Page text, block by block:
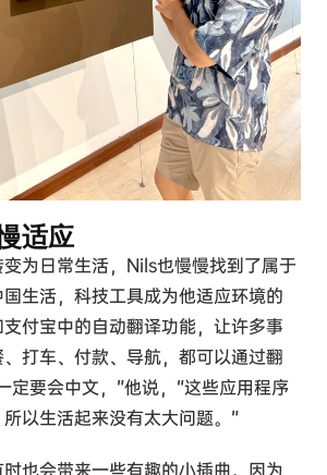
适应
为日常生活，Nils也慢慢找到了属于
生活，科技工具成为他适应环境的
付宝中的自动翻译功能，让许多事
打车、付款、导航，都可以通过翻
定要会中文，”他说，“这些应用程序
以生活起来没有太大问题。”
也会带来一些有趣的小插曲。因为